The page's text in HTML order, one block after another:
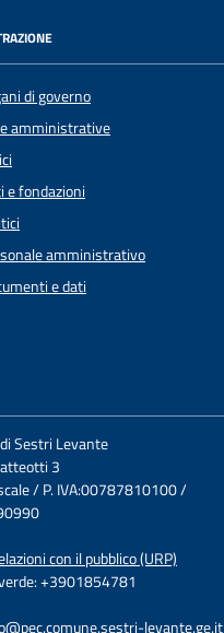
di governo
amministrative
e fondazioni
amministrativo
e dati
Sestri Levante
3
/ P. IVA:00787810100 /
con il pubblico (URP)
+3901854781
levante.ge.it